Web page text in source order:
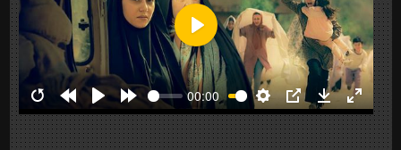
RestartRewind
10s
Play Forward
10s
00:00
Settings
PIP Download
Enter
Play